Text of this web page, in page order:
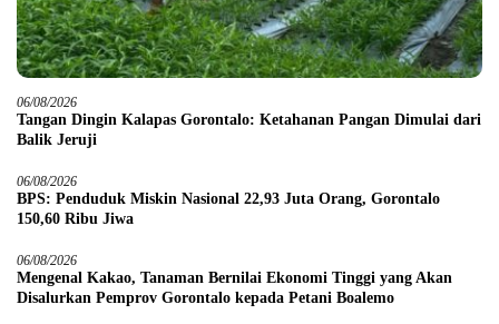
06/08/2026
Tangan Dingin Kalapas Gorontalo: Ketahanan Pangan Dimulai dari
Balik Jeruji
06/08/2026
BPS: Penduduk Miskin Nasional 22,93 Juta Orang, Gorontalo
150,60 Ribu Jiwa
06/08/2026
Mengenal Kakao, Tanaman Bernilai Ekonomi Tinggi yang Akan
Disalurkan Pemprov Gorontalo kepada Petani Boalemo